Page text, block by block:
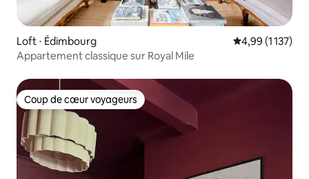
Loft ⋅ Édimbourg Évaluation
4,99 (1 137)
Appartement classique sur Royal Mile
Coup de cœur voyageurs
Coup de cœur voyageurs